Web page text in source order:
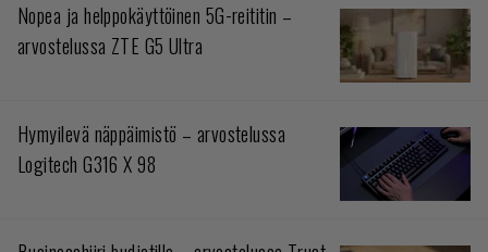
Nopea ja helppokäyttöinen 5G-reititin –
arvostelussa ZTE G5 Ultra
Hymyilevä näppäimistö – arvostelussa
Logitech G316 X 98